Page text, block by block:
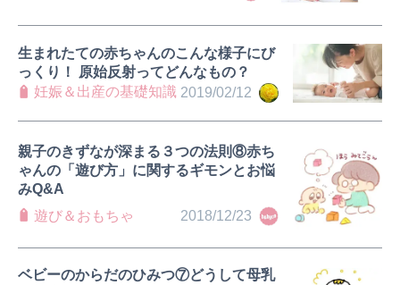
2019/02/12
生まれたての赤ちゃんのこんな様子にび
っくり！ 原始反射ってどんなもの？
妊娠＆出産の基礎知識
2018/12/23
親子のきずなが深まる３つの法則⑧赤ち
ゃんの「遊び方」に関するギモンとお悩
みQ&A
遊び＆おもちゃ
ベビーのからだのひみつ⑦どうして母乳